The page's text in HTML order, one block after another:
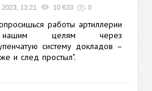
13:21 10 633 0
работы артиллерии
целям через
систему докладов –
и след простыл".